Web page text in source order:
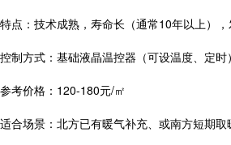
特点：技术成熟，寿命长（通常10年以上），
控制方式：基础液晶温控器（可设温度、定时
参考价格：120-180元/㎡
适合场景：北方已有暖气补充、或南方短期取